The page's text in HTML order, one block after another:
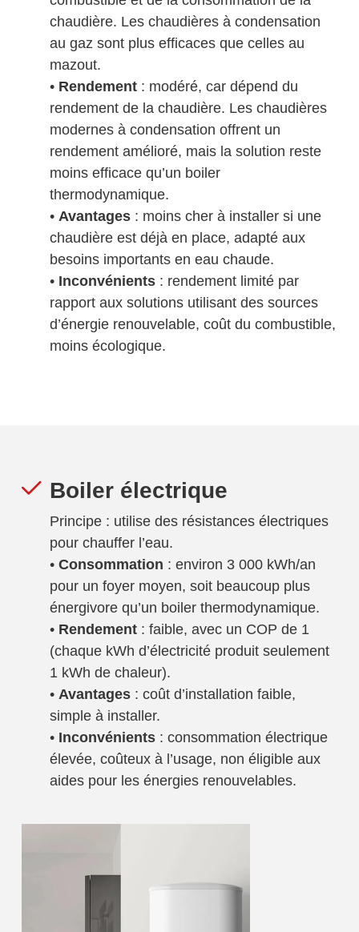
chaudière. Les chaudières à condensation
au gaz sont plus efficaces que celles au
mazout.
• Rendement: modéré, car dépend du
rendement de la chaudière. Les chaudières
modernes à condensation offrent un
rendement amélioré, mais la solution reste
moins efficace qu’un boiler
thermodynamique.
• Avantages: moins cher à installer si une
chaudière est déjà en place, adapté aux
besoins importants en eau chaude.
• Inconvénients: rendement limité par
rapport aux solutions utilisant des sources
d’énergie renouvelable, coût du combustible,
moins écologique.
Boiler électrique
Principe : utilise des résistances électriques
pour chauffer l’eau.
• Consommation : environ 3 000 kWh/an
pour un foyer moyen, soit beaucoup plus
énergivore qu’un boiler thermodynamique.
• Rendement: faible, avec un COP de 1
(chaque kWh d’électricité produit seulement
1 kWh de chaleur).
• Avantages: coût d’installation faible,
simple à installer.
• Inconvénients: consommation électrique
élevée, coûteux à l’usage, non éligible aux
aides pour les énergies renouvelables.